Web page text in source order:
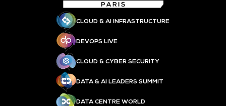
CLOUD & AI INFRASTRUCTURE
DEVOPS LIVE
CLOUD & CYBER SECURITY
DATA & AI LEADERS SUMMIT
DATA CENTRE WORLD